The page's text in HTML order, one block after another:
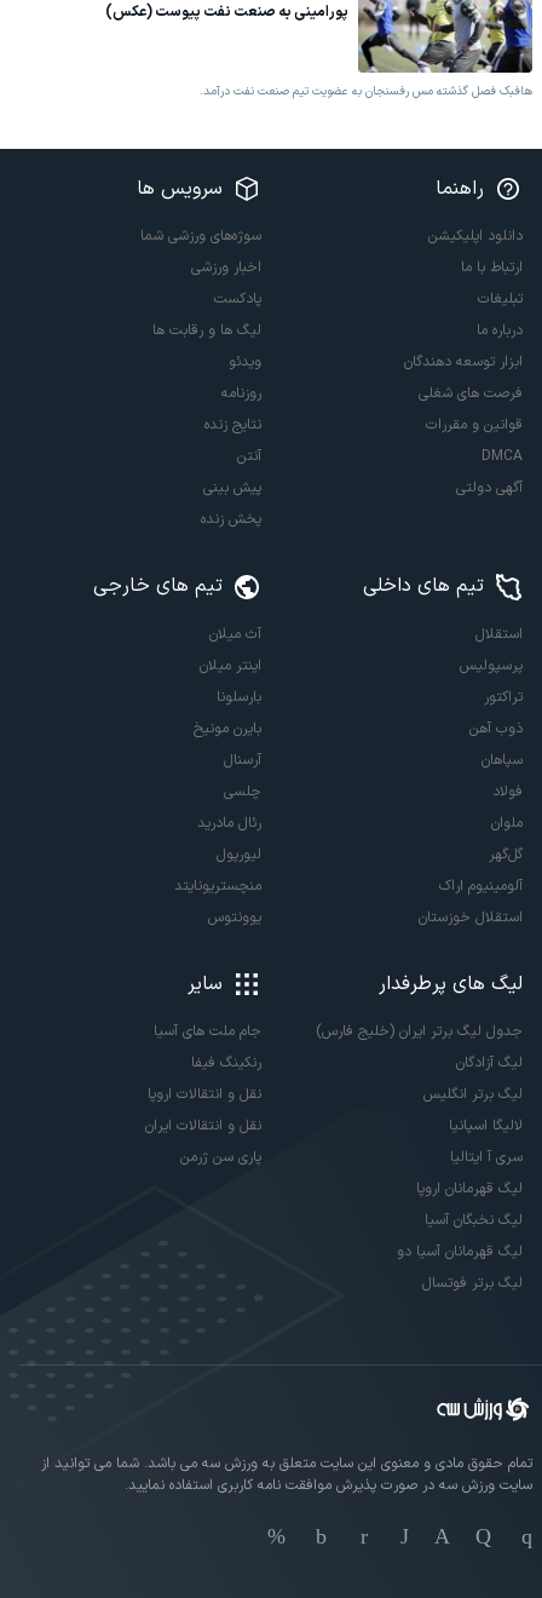
پورامینی به صنعت نفت پیوست (عکس)
هافبک فصل گذشته مس رفسنجان به عضویت تیم صنعت نفت درآمد.
راهنما
دانلود اپلیکیشن
ارتباط با ما
تبلیغات
درباره ما
ابزار توسعه دهندگان
فرصت های شغلی
قوانین و مقررات
DMCA
آگهی دولتی
سرویس ها
سوژه‌های ورزشی شما
اخبار ورزشی
پادکست
لیگ ها و رقابت ها
ویدئو
روزنامه
نتایج زنده
آنتن
پیش بینی
پخش زنده
تیم های داخلی
استقلال
پرسپولیس
تراکتور
ذوب آهن
سپاهان
فولاد
ملوان
گل‌گهر
آلومینیوم اراک
استقلال خوزستان
تیم های خارجی
آث میلان
اینتر میلان
بارسلونا
بایرن مونیخ
آرسنال
چلسی
رئال مادرید
لیورپول
منچستریونایتد
یوونتوس
لیگ های پرطرفدار
جدول لیگ برتر ایران (خلیج فارس)
لیگ آزادگان
لیگ برتر انگلیس
لالیگا اسپانیا
سری آ ایتالیا
لیگ قهرمانان اروپا
لیگ نخبگان آسیا
لیگ قهرمانان آسیا دو
لیگ برتر فوتسال
سایر
جام ملت های آسیا
رنکینگ فیفا
نقل و انتقالات اروپا
نقل و انتقالات ایران
پاری سن ژرمن
تمام حقوق مادی و معنوی این سایت متعلق به ورزش سه می باشد. شما می توانید از
سایت ورزش سه در صورت پذیرش موافقت نامه کاربری استفاده نمایید.